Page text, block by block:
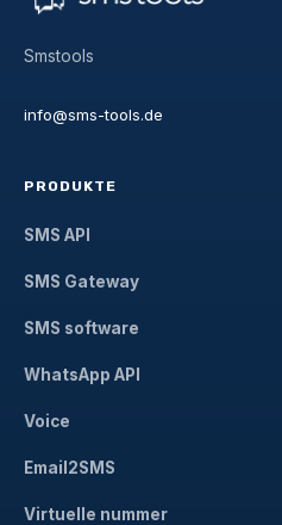
Smstools
info@sms-tools.de
PRODUKTE
SMS API
SMS Gateway
SMS software
WhatsApp API
Voice
Email2SMS
Virtuelle nummer